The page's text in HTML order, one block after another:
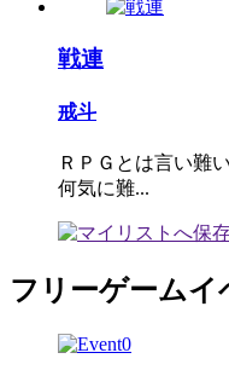
戦連
戒斗
ＲＰＧとは言い難
何気に難...
フリーゲームイ